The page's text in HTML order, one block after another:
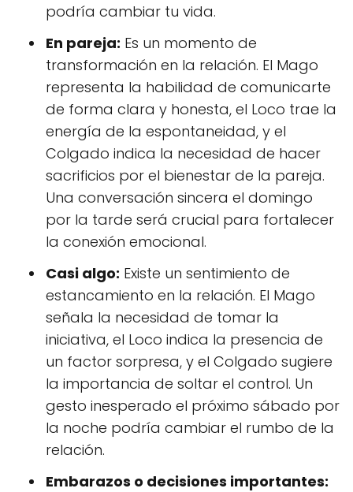
podría cambiar tu vida.
En pareja: Es un momento de
transformación en la relación. El Mago
representa la habilidad de comunicarte
de forma clara y honesta, el Loco trae la
energía de la espontaneidad, y el
Colgado indica la necesidad de hacer
sacrificios por el bienestar de la pareja.
Una conversación sincera el domingo
por la tarde será crucial para fortalecer
la conexión emocional.
Casi algo: Existe un sentimiento de
estancamiento en la relación. El Mago
señala la necesidad de tomar la
iniciativa, el Loco indica la presencia de
un factor sorpresa, y el Colgado sugiere
la importancia de soltar el control. Un
gesto inesperado el próximo sábado por
la noche podría cambiar el rumbo de la
relación.
Embarazos o decisiones importantes: